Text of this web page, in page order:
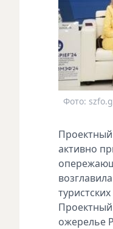
Фото:
активно
ожерелье